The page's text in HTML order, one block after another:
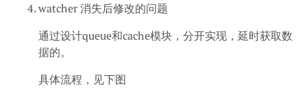
watcher 消失后修改的问题
通过设计queue和cache模块，分开实现，延时获取数
据的。
具体流程，见下图